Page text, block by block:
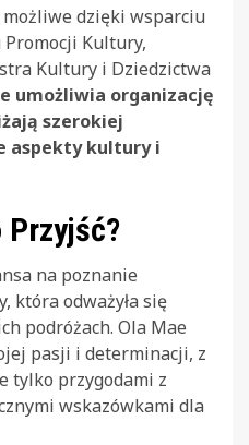
możliwe dzięki wsparciu
Kultury,
Kultury i Dziedzictwa
umożliwia organizację
szerokiej
aspekty kultury i
Przyjść?
na poznanie
która odważyła się
podróżach. Ola Mae
pasji i determinacji, z
tylko przygodami z
wskazówkami dla